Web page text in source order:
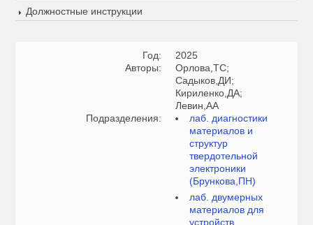
Должностные инструкции
Год:
2025
Авторы:
Орлова,ТС;
Садыков,ДИ;
Кириленко,ДА;
Левин,АА
Подразделения:
лаб. диагностики
материалов и
структур
твердотельной
электроники
(Брункова,ПН)
лаб. двумерных
материалов для
устройств